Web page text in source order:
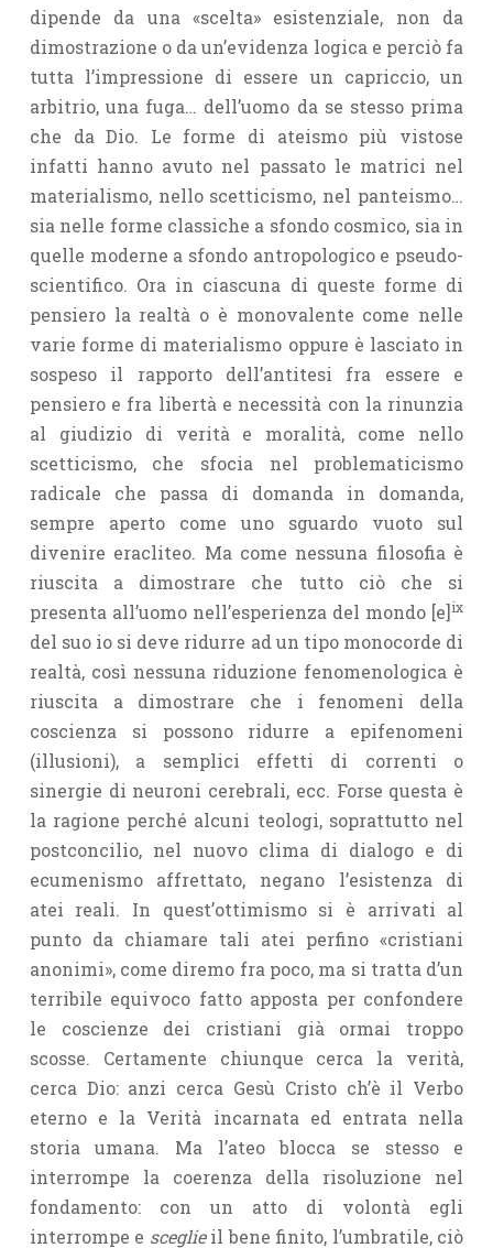
dipende da una «scelta» esistenziale, non da
dimostrazione o da un’evidenza logica e perciò fa
tutta l’impressione di essere un capriccio, un
arbitrio, una fuga… dell’uomo da se stesso prima
che da Dio. Le forme di ateismo più vistose
infatti hanno avuto nel passato le matrici nel
materialismo, nello scetticismo, nel panteismo…
sia nelle forme classiche a sfondo cosmico, sia in
quelle moderne a sfondo antropologico e pseudo-
scientifico. Ora in ciascuna di queste forme di
pensiero la realtà o è monovalente come nelle
varie forme di materialismo oppure è lasciato in
sospeso il rapporto dell’antitesi fra essere e
pensiero e fra libertà e necessità con la rinunzia
al giudizio di verità e moralità, come nello
scetticismo, che sfocia nel problematicismo
radicale che passa di domanda in domanda,
sempre aperto come uno sguardo vuoto sul
divenire eracliteo. Ma come nessuna filosofia è
riuscita a dimostrare che tutto ciò che si
presenta all’uomo nell’esperienza del mondo [e]ix
del suo io si deve ridurre ad un tipo monocorde di
realtà, così nessuna riduzione fenomeno­logica è
riuscita a dimostrare che i fenomeni della
coscienza si possono ridurre a epifenomeni
(illusioni), a semplici effetti di correnti o
sinergie di neuroni cerebrali, ecc. Forse questa è
la ragione perché alcuni teologi, soprattutto nel
postconcilio, nel nuovo clima di dialogo e di
ecumenismo affrettato, negano l’esistenza di
atei reali. In quest’ottimismo si è arrivati al
punto da chiamare tali atei perfino «cristiani
anonimi», come diremo fra poco, ma si tratta d’un
terribile equivoco fatto apposta per confondere
le coscienze dei cristiani già ormai troppo
scosse. Certamente chiunque cerca la verità,
cerca Dio: anzi cerca Gesù Cristo ch’è il Verbo
eterno e la Verità incarnata ed entrata nella
storia umana. Ma l’ateo blocca se stesso e
interrompe la coerenza della risoluzione nel
fondamento: con un atto di volontà egli
interrompe e sceglieil bene finito, l’umbratile, ciò